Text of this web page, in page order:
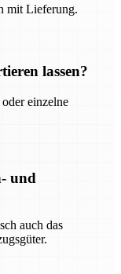
mit Lieferung.
lassen?
einzelne
und
auch das